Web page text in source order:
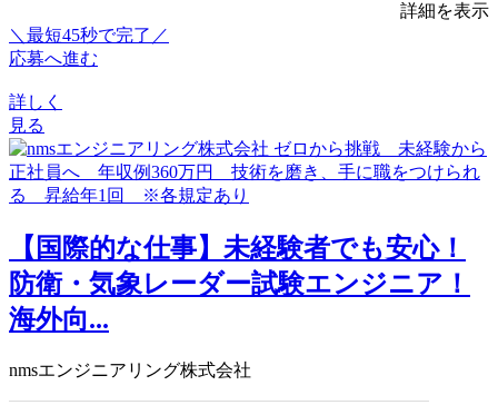
詳細を表示
＼最短45秒で完了／
応募へ進む
詳しく
見る
【国際的な仕事】未経験者でも安心！
防衛・気象レーダー試験エンジニア！
海外向...
nmsエンジニアリング株式会社